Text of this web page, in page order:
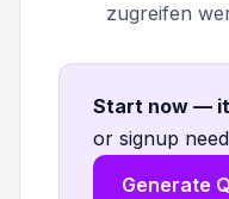
zugreifen
Start now —
or signup
Generate